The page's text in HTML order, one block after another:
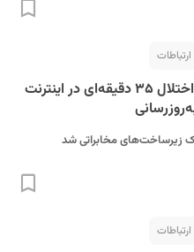
ارتباطات زیرساخت اختلال ۳۵ دقیقه‌ای در اینترنت
مخابراتی شد